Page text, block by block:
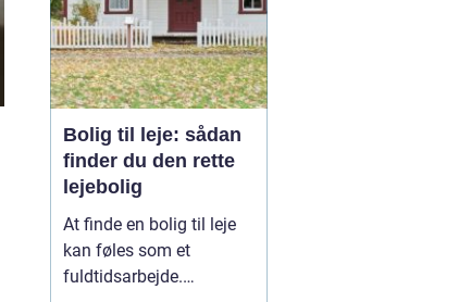
Bolig til leje: sådan
finder du den rette
lejebolig
At finde en bolig til leje
kan føles som et
fuldtidsarbejde.